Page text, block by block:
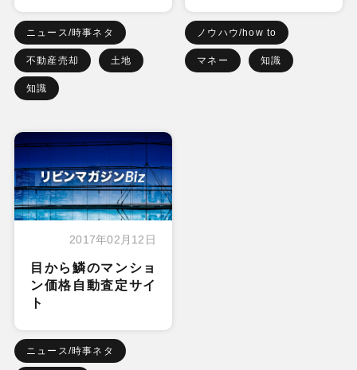
ニュース/時事ネタ
不動産売却 土地
知識
ノウハウ/how to
マネー 知識
2017年02月12日
目から鱗のマンショ
ン価格自動査定サイ
ト
ニュース/時事ネタ